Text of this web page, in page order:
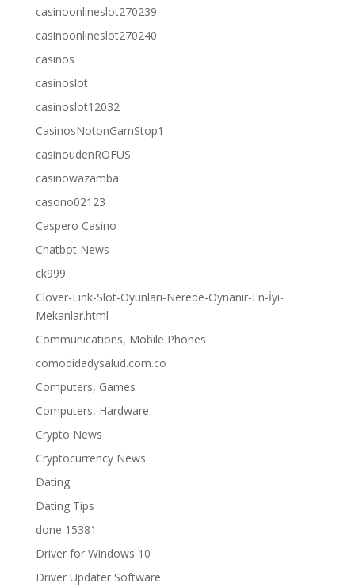
casinoonlineslot270239
casinoonlineslot270240
casinos
casinoslot
casinoslot12032
CasinosNotonGamStop1
casinoudenROFUS
casinowazamba
casono02123
Caspero Casino
Chatbot News
ck999
Clover-Link-Slot-Oyunları-Nerede-Oynanır-En-İyi-
Mekanlar.html
Communications, Mobile Phones
comodidadysalud.com.co
Computers, Games
Computers, Hardware
Crypto News
Cryptocurrency News
Dating
Dating Tips
done 15381
Driver for Windows 10
Driver Updater Software